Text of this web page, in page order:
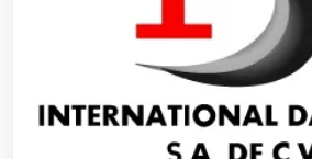
Artesanías
Artículos de Oficina